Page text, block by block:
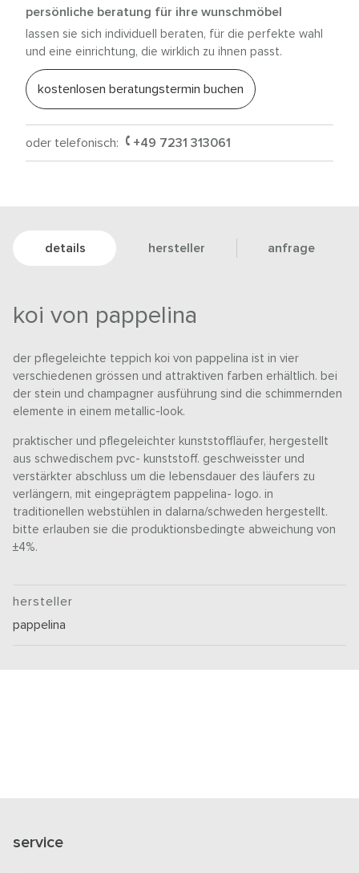
persönliche beratung für ihre wunschmöbel
lassen sie sich individuell beraten, für die perfekte wahl
und eine einrichtung, die wirklich zu ihnen passt.
kostenlosen beratungstermin buchen
oder telefonisch: +49 7231 313061
details hersteller anfrage
koi von pappelina
der pflegeleichte teppich koi von pappelina ist in vier
verschiedenen grössen und attraktiven farben erhältlich. bei
der stein und champagner ausführung sind die schimmernden
elemente in einem metallic-look.
praktischer und pflegeleichter kunststoffläufer, hergestellt
aus schwedischem pvc- kunststoff. geschweisster und
verstärkter abschluss um die lebensdauer des läufers zu
verlängern, mit eingeprägtem pappelina- logo. in
traditionellen webstühlen in dalarna/schweden hergestellt.
bitte erlauben sie die produktionsbedingte abweichung von
±4%.
hersteller
pappelina
service